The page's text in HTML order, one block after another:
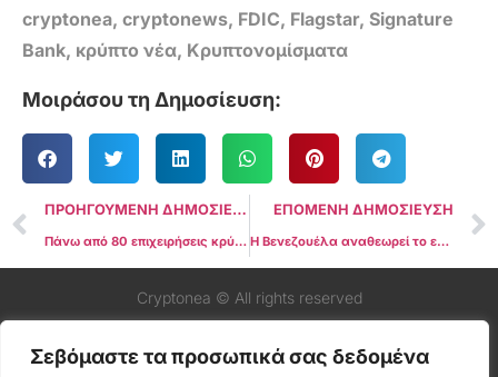
Σεβόμαστε τα προσωπικά σας δεδομένα
cryptonea, cryptonews, FDIC, Flagstar, Signature
Bank, κρύπτο νέα, Κρυπτονομίσματα
Μοιράσου τη Δημοσίευση:
ΠΡΟΗΓΟΥΜΕΝΗ ΔΗΜΟΣΙΕΥΣΗ
Πάνω από 80 επιχειρήσεις κρύπτο εξετάζουν την παρουσία τους στο Χονγκ Κονγκ: Υπουργός Οικονομικών
ΕΠΟΜΕΝΗ ΔΗΜΟΣΙΕΥΣΗ
Η Βενεζουέλα αναθεωρεί το εθνικό τμήμα κρύπτο
Cryptonea © All rights reserved